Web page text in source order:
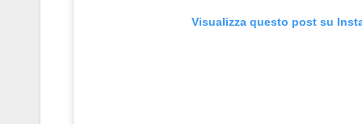
Visualizza questo post su